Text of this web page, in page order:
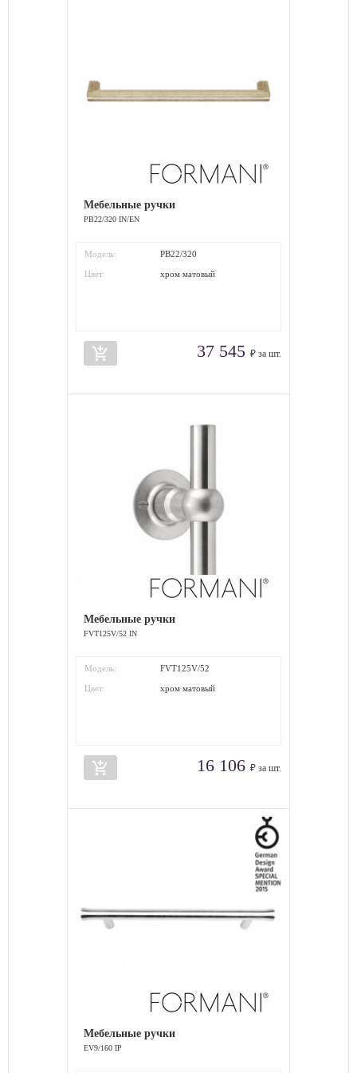
Мебельные ручки
PB22/320 IN/EN
Модель: PB22/320
Цвет: хром матовый
add_shopping_cart 37 545 ₽ за шт.
Мебельные ручки
FVT125V/52 IN
Модель: FVT125V/52
Цвет: хром матовый
add_shopping_cart 16 106 ₽ за шт.
Мебельные ручки
EV9/160 IP